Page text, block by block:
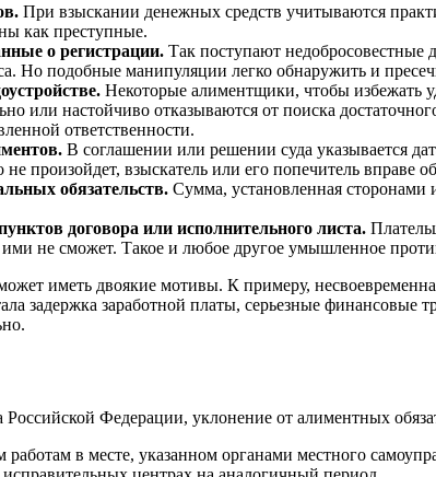
При взыскании денежных средств учитываются
как преступные.
о регистрации. Так поступают
Но подобные манипуляции легко обнаружить и
Некоторые алиментщики, чтобы избежать
или настойчиво отказываются от поиска
ответственности.
В соглашении или решении суда указывается
произойдет, взыскатель или его попечитель вправе
обязательств. Сумма, установленная сторонами
договора или исполнительного листа.
ими не сможет. Такое и любое другое умышленное
иметь двоякие мотивы. К примеру,
задержка заработной платы, серьезные финансовые
Российской Федерации, уклонение от алиментных
в месте, указанном органами местного